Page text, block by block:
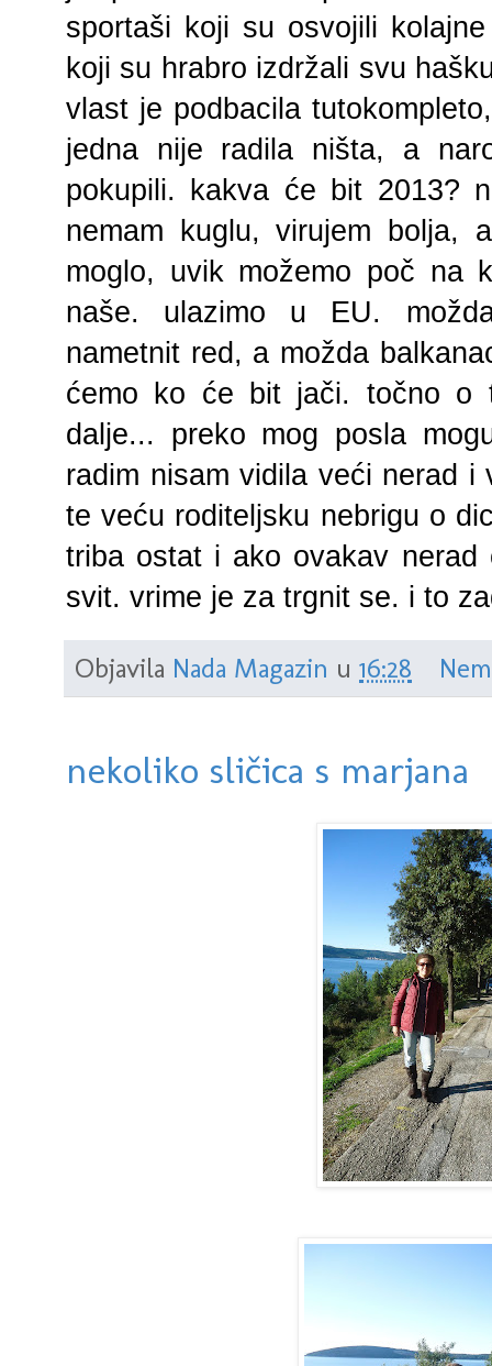
sportaši koji su osvojili
koji su hrabro izdržali svu
vlast je podbacila
jedna nije radila ništa, a
pokupili. kakva će bit 2013?
nemam kuglu, virujem bolja,
moglo, uvik možemo poč na
naše. ulazimo u EU.
nametnit red, a možda
ćemo ko će bit jači. točno o
dalje... preko mog posla
radim nisam vidila veći nerad i
te veću roditeljsku nebrigu o
triba ostat i ako ovakav
svit. vrime je za trgnit se. i to
Objavila Nada Magazin u 16:28
nekoliko sličica s marjana